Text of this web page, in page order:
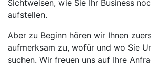
Sichtweisen, wie Sie Ihr Business
aufstellen.
Aber zu Beginn hören wir Ihnen
aufmerksam zu, wofür und wo Sie
suchen. Wir freuen uns auf Ihre